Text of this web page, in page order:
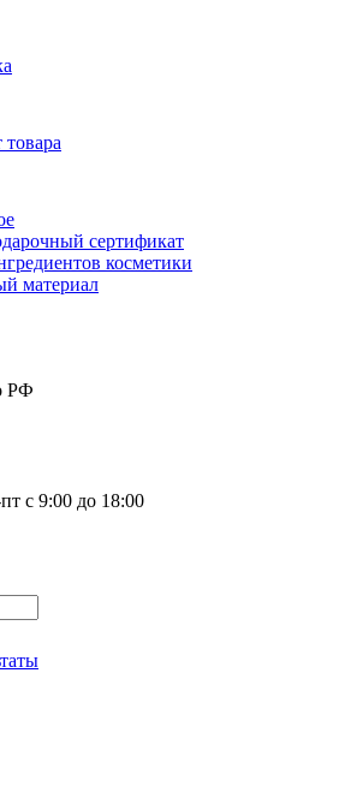
товара
сертификат
косметики
материал
РФ
с 9:00 до 18:00